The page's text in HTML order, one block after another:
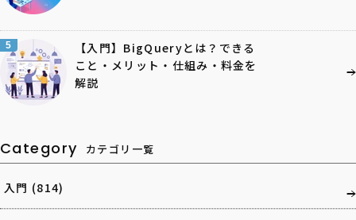
5
【入門】BigQueryとは？できる
こと・メリット・仕組み・料金を
解説
Category カテゴリ一覧
入門 (814)